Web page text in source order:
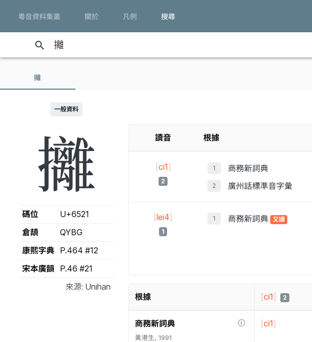
粵音資料集叢 關於 凡例 搜尋
search
攡
一般資料
攡
碼位
U+6521
倉頡
QYBG
康熙字典
P.464 #12
宋本廣韻
P.46 #21
來源: Unihan
讀音 根據
[ci1]
2
商務新詞典
廣州話標準音字彙
[lei4]
1
商務新詞典 又讀
根據 [ci1] 2
商務新詞典
黃港生, 1991
[ci1]